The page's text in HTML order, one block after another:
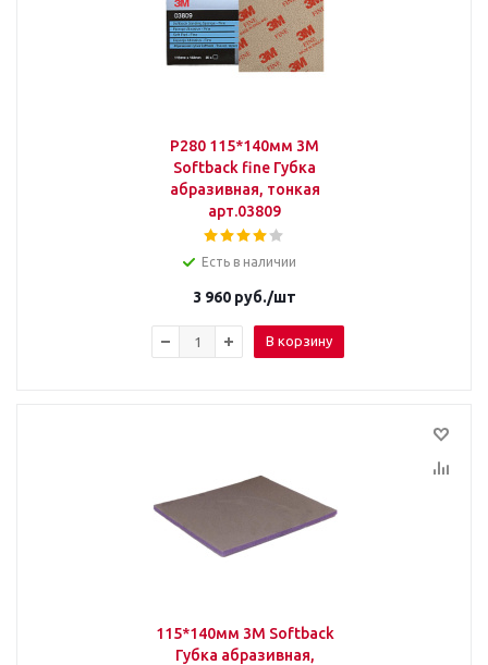
P280 115*140мм 3M
Softback fine Губка
абразивная, тонкая
арт.03809
Есть в наличии
3 960 руб./шт
В корзину
115*140мм 3M Softback
Губка абразивная,